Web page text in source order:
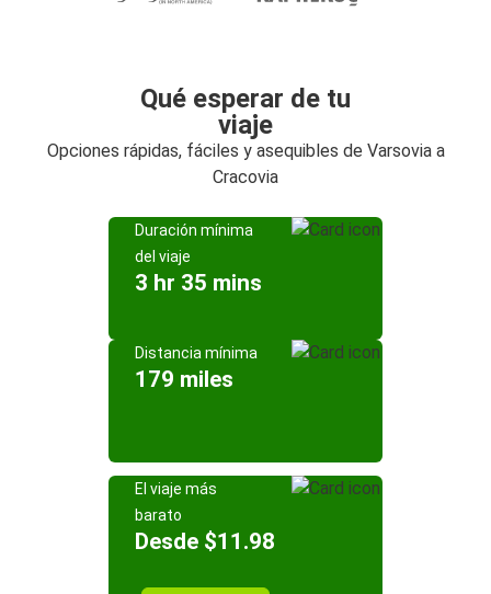
Qué esperar de tu
viaje
Opciones rápidas, fáciles y asequibles de Varsovia a
Cracovia
Duración mínima
del viaje
3 hr 35 mins
Distancia mínima
179 miles
El viaje más
barato
Desde $11.98